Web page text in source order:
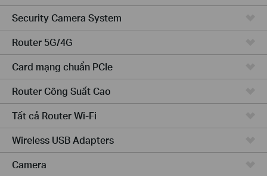
Security Camera System
Router 5G/4G
Card mạng chuẩn PCIe
Router Công Suất Cao
Tất cả Router Wi-Fi
Wireless USB Adapters
Camera